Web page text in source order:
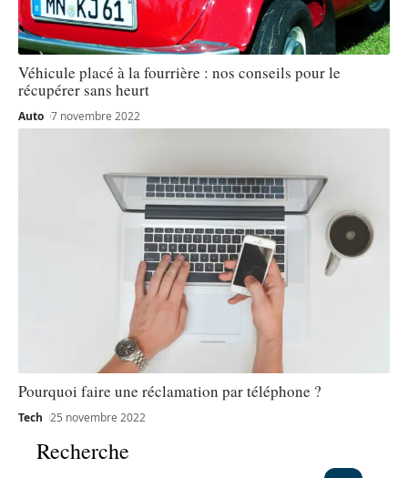
Véhicule placé à la fourrière : nos conseils pour le
récupérer sans heurt
Auto 7 novembre 2022
Pourquoi faire une réclamation par téléphone ?
Tech 25 novembre 2022
Recherche